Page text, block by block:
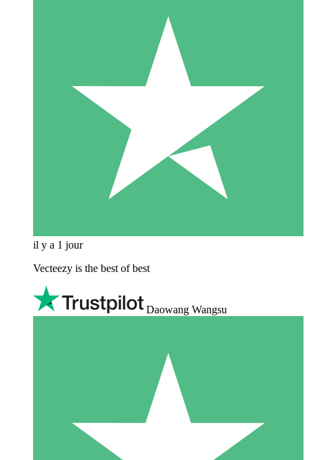
il y a 1 jour
Vecteezy is the best of best
Daowang Wangsu